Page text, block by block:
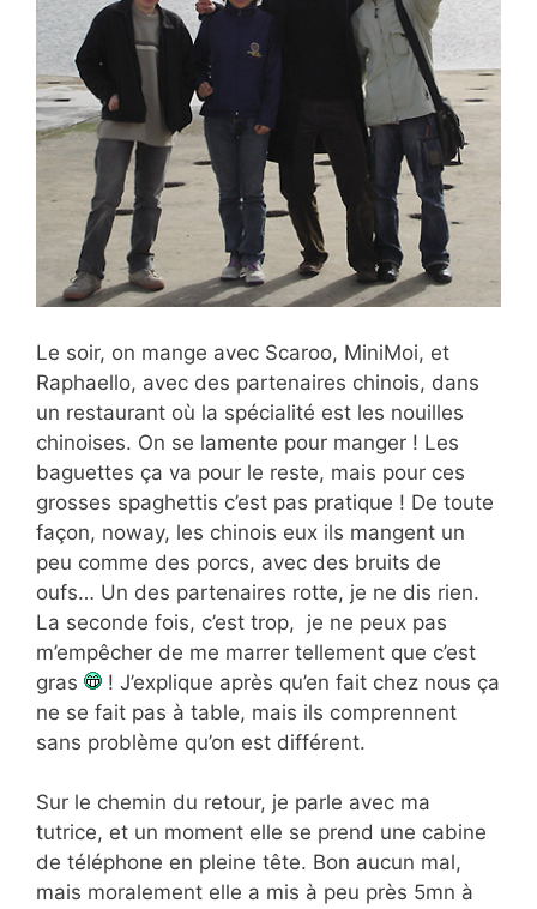
Le soir, on mange avec Scaroo, MiniMoi, et
Raphaello, avec des partenaires chinois, dans
un restaurant où la spécialité est les nouilles
chinoises. On se lamente pour manger ! Les
baguettes ça va pour le reste, mais pour ces
grosses spaghettis c’est pas pratique ! De toute
façon, noway, les chinois eux ils mangent un
peu comme des porcs, avec des bruits de
oufs… Un des partenaires rotte, je ne dis rien.
La seconde fois, c’est trop, je ne peux pas
m’empêcher de me marrer tellement que c’est
gras
! J’explique après qu’en fait chez nous ça
ne se fait pas à table, mais ils comprennent
sans problème qu’on est différent.
Sur le chemin du retour, je parle avec ma
tutrice, et un moment elle se prend une cabine
de téléphone en pleine tête. Bon aucun mal,
mais moralement elle a mis à peu près 5mn à